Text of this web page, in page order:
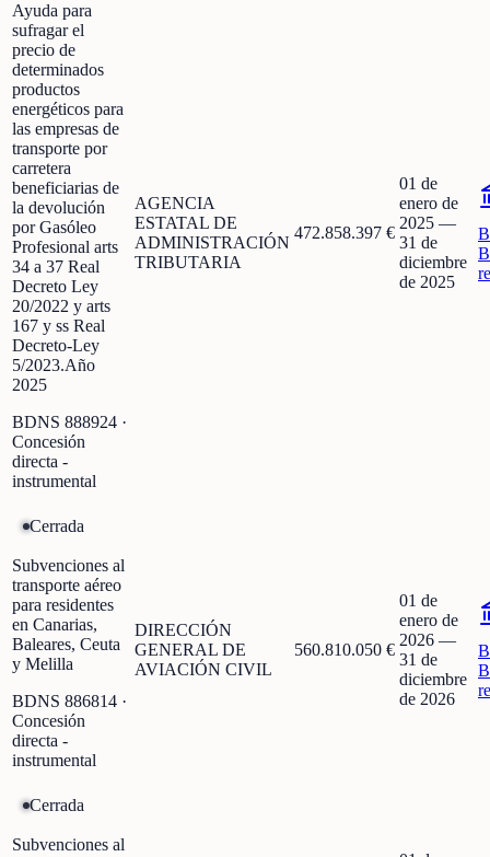
Ayuda para
sufragar el
precio de
determinados
productos
energéticos para
las empresas de
transporte por
carretera
beneficiarias de
la devolución
por Gasóleo
Profesional arts
34 a 37 Real
Decreto Ley
20/2022 y arts
167 y ss Real
Decreto-Ley
5/2023.Año
2025
BDNS 888924 ·
Concesión
directa -
instrumental
AGENCIA
ESTATAL DE
ADMINISTRACIÓN
TRIBUTARIA
472.858.397 €
01 de
enero de
2025 —
31 de
diciembre
de 2025
Cerrada
Subvenciones al
transporte aéreo
para residentes
en Canarias,
Baleares, Ceuta
y Melilla
BDNS 886814 ·
Concesión
directa -
instrumental
DIRECCIÓN
GENERAL DE
AVIACIÓN CIVIL
560.810.050 €
01 de
enero de
2026 —
31 de
diciembre
de 2026
Cerrada
Subvenciones al